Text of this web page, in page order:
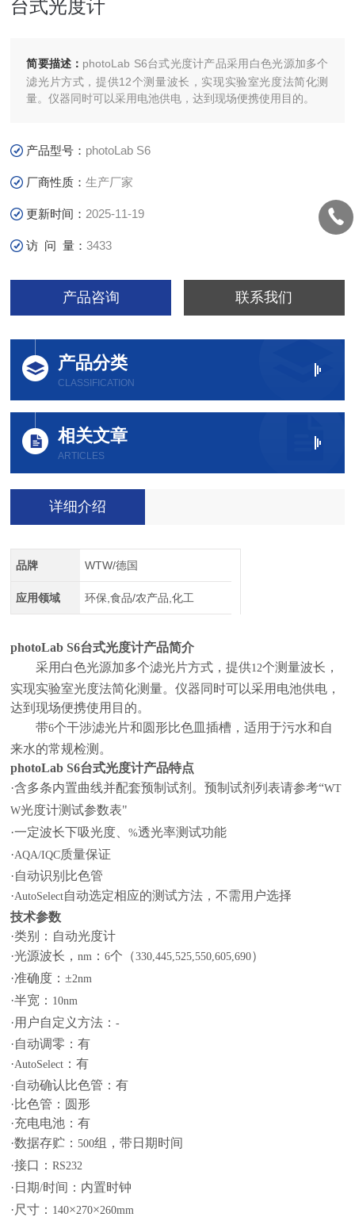
台式光度计
简要描述： photoLab S6台式光度计产品采用白色光源加多个
滤光片方式，提供12个测量波长，实现实验室光度法简化测
量。仪器同时可以采用电池供电，达到现场便携使用目的。
产品型号： photoLab S6
厂商性质：生产厂家
更新时间： 2025-11-19
访 问 量：3433
产品咨询 联系我们
产品分类
CLASSIFICATION
相关文章
ARTICLES
详细介绍
品牌 WTW/德国
应用领域 环保,食品/农产品,化工
photoLab S6台式光度计产品简介
采用白色光源加多个滤光片方式，提供12个测量波长，
实现实验室光度法简化测量。仪器同时可以采用电池供电，
达到现场便携使用目的。
带6个干涉滤光片和圆形比色皿插槽，适用于污水和自
来水的常规检测。
photoLab S6台式光度计产品特点
·含多条内置曲线并配套预制试剂。预制试剂列表请参考“WT
W光度计测试参数表"
·一定波长下吸光度、%透光率测试功能
·AQA/IQC质量保证
·自动识别比色管
·AutoSelect自动选定相应的测试方法，不需用户选择
技术参数
·类别：自动光度计
·光源波长，nm ：6个（330,445,525,550,605,690）
·准确度：±2nm
·半宽： 10nm
·用户自定义方法：-
·自动调零：有
·AutoSelect ：有
·自动确认比色管：有
·比色管：圆形
·充电电池：有
·数据存贮：500组，带日期时间
·接口：RS232
·日期/时间：内置时钟
·尺寸： 140×270×260mm